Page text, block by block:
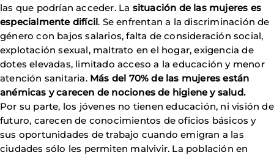
las que podrían acceder. La situación de las mujeres es
especialmente difícil. Se enfrentan a la discriminación de
género con bajos salarios, falta de consideración social,
explotación sexual, maltrato en el hogar, exigencia de
dotes elevadas, limitado acceso a la educación y menor
atención sanitaria. Más del 70% de las mujeres están
anémicas y carecen de nociones de higiene y salud.
Por su parte, los jóvenes no tienen educación, ni visión de
futuro, carecen de conocimientos de oficios básicos y
sus oportunidades de trabajo cuando emigran a las
ciudades sólo les permiten malvivir. La población en